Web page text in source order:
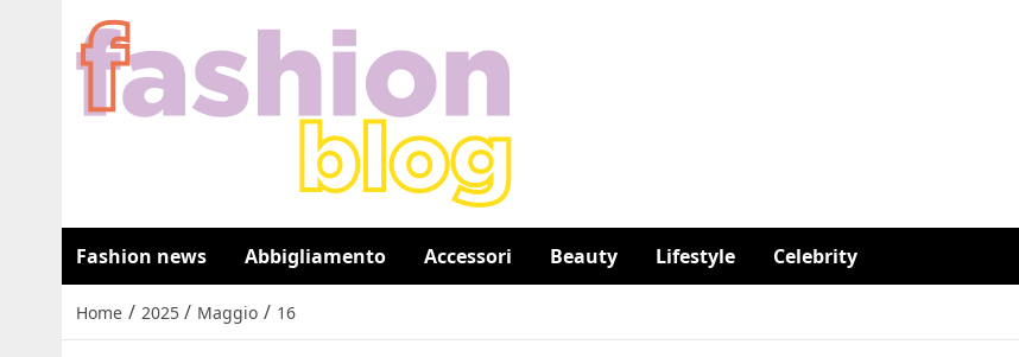
Fashion news Abbigliamento Accessori Beauty Lifestyle Celebrity
Home / 2025 / Maggio / 16